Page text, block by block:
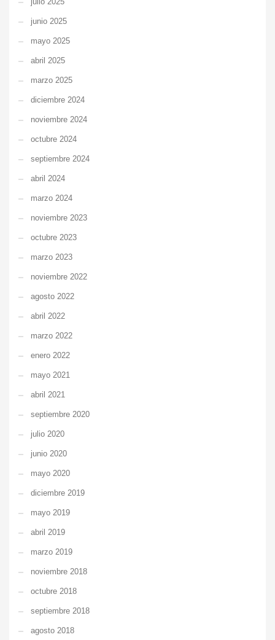
junio 2025
mayo 2025
abril 2025
marzo 2025
diciembre 2024
noviembre 2024
octubre 2024
septiembre 2024
abril 2024
marzo 2024
noviembre 2023
octubre 2023
marzo 2023
noviembre 2022
agosto 2022
abril 2022
marzo 2022
enero 2022
mayo 2021
abril 2021
septiembre 2020
julio 2020
junio 2020
mayo 2020
diciembre 2019
mayo 2019
abril 2019
marzo 2019
noviembre 2018
octubre 2018
septiembre 2018
agosto 2018